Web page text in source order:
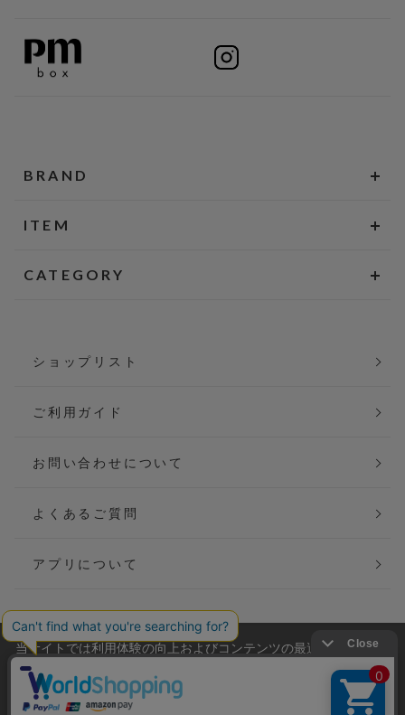
BRAND
ITEM
CATEGORY
ショップリスト
ご利用ガイド
お問い合わせについて
よくあるご質問
アプリについて
会社概要
ご利用規約
当サイトでは利用体験の向上およびコンテンツの最適な提供、ト
ラフィックの分析を目的としてCookieを使用しています。
サイトの閲覧を継続された場合、Cookieの利用に同意したことも
のといたします。